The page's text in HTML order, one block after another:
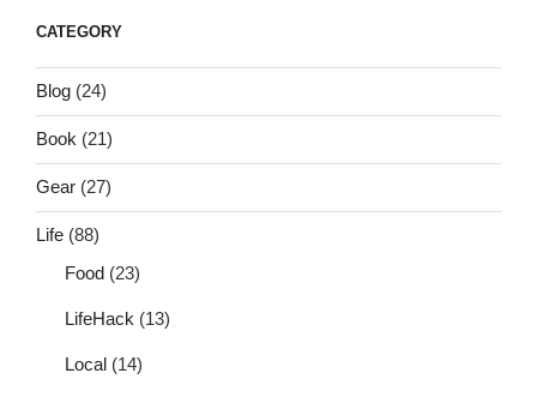
CATEGORY
Blog (24)
Book (21)
Gear (27)
Life (88)
Food (23)
LifeHack (13)
Local (14)